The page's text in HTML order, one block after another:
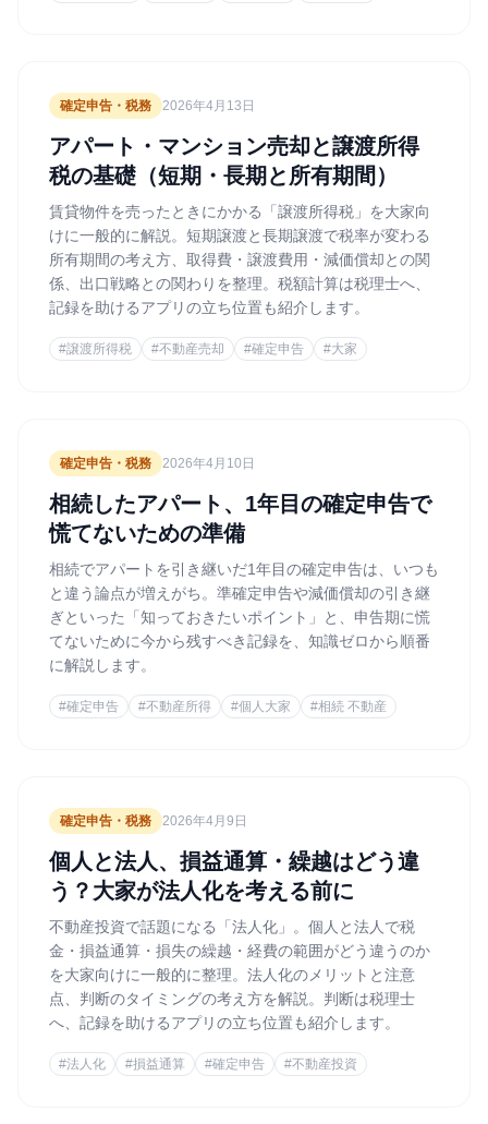
確定申告・税務 2026年4月13日
アパート・マンション売却と譲渡所得
税の基礎（短期・長期と所有期間）
賃貸物件を売ったときにかかる「譲渡所得税」を大家向
けに一般的に解説。短期譲渡と長期譲渡で税率が変わる
所有期間の考え方、取得費・譲渡費用・減価償却との関
係、出口戦略との関わりを整理。税額計算は税理士へ、
記録を助けるアプリの立ち位置も紹介します。
#譲渡所得税 #不動産売却 #確定申告 #大家
確定申告・税務 2026年4月10日
相続したアパート、1年目の確定申告で
慌てないための準備
相続でアパートを引き継いだ1年目の確定申告は、いつも
と違う論点が増えがち。準確定申告や減価償却の引き継
ぎといった「知っておきたいポイント」と、申告期に慌
てないために今から残すべき記録を、知識ゼロから順番
に解説します。
#確定申告 #不動産所得 #個人大家 #相続 不動産
確定申告・税務 2026年4月9日
個人と法人、損益通算・繰越はどう違
う？大家が法人化を考える前に
不動産投資で話題になる「法人化」。個人と法人で税
金・損益通算・損失の繰越・経費の範囲がどう違うのか
を大家向けに一般的に整理。法人化のメリットと注意
点、判断のタイミングの考え方を解説。判断は税理士
へ、記録を助けるアプリの立ち位置も紹介します。
#法人化 #損益通算 #確定申告 #不動産投資